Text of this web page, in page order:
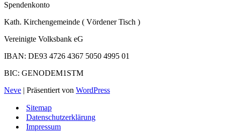
Spendenkonto
Kath. Kirchengemeinde ( Vördener Tisch )
Vereinigte Volksbank eG
IBAN: DE93 4726 4367 5050 4995 01
BIC: GENODEM1STM
Neve | Präsentiert von WordPress
Sitemap
Datenschutzerklärung
Impressum